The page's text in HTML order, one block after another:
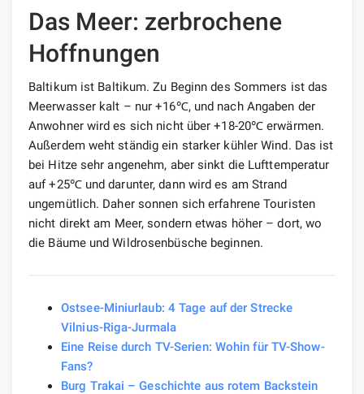
Das Meer: zerbrochene
Hoffnungen
Baltikum ist Baltikum. Zu Beginn des Sommers ist das
Meerwasser kalt – nur +16℃, und nach Angaben der
Anwohner wird es sich nicht über +18-20℃ erwärmen.
Außerdem weht ständig ein starker kühler Wind. Das ist
bei Hitze sehr angenehm, aber sinkt die Lufttemperatur
auf +25℃ und darunter, dann wird es am Strand
ungemütlich. Daher sonnen sich erfahrene Touristen
nicht direkt am Meer, sondern etwas höher – dort, wo
die Bäume und Wildrosenbüsche beginnen.
Ostsee-Miniurlaub: 4 Tage auf der Strecke
Vilnius-Riga-Jurmala
Eine Reise durch TV-Serien: Wohin für TV-Show-
Fans?
Burg Trakai – Geschichte aus rotem Backstein